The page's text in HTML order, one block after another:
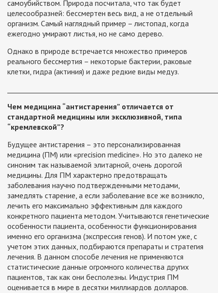
самоубийством. Природа посчитала, что так будет
целесообразней: бессмертен весь вид, а не отдельный
организм. Самый наглядный пример – листопад, когда
ежегодно умирают листья, но не само дерево.
Однако в природе встречается множество примеров
реального бессмертия – некоторые бактерии, раковые
клетки, гидра (актиния) и даже редкие виды медуз.
Чем медицина “антистарения” отличается от
стандартной медицины или эксклюзивной, типа
“кремлевской”?
Будущее антистарения – это персонализированная
медицина (ПМ) или «precision medicine». Но это далеко не
синоним так называемой элитарной, очень дорогой
медицины. Для ПМ характерно предотвращать
заболевания научно подтвержденными методами,
замедлять старение, а если заболевание все же возникло,
лечить его максимально эффективным для каждого
конкретного пациента методом. Учитываются генетические
особенности пациента, особенности функционирования
именно его организма (экспрессия генов). И потом уже, с
учетом этих данных, подбираются препараты и стратегия
лечения. В данном способе лечения не применяются
статистические данные огромного количества других
пациентов, так как они бесполезны. Индустрия ПМ
оценивается в мире в десятки миллиардов долларов.